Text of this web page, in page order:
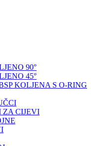
90°
45°
KOLJENA S O-RING
ZA CIJEVI